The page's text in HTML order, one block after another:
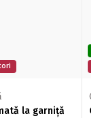
la garniță